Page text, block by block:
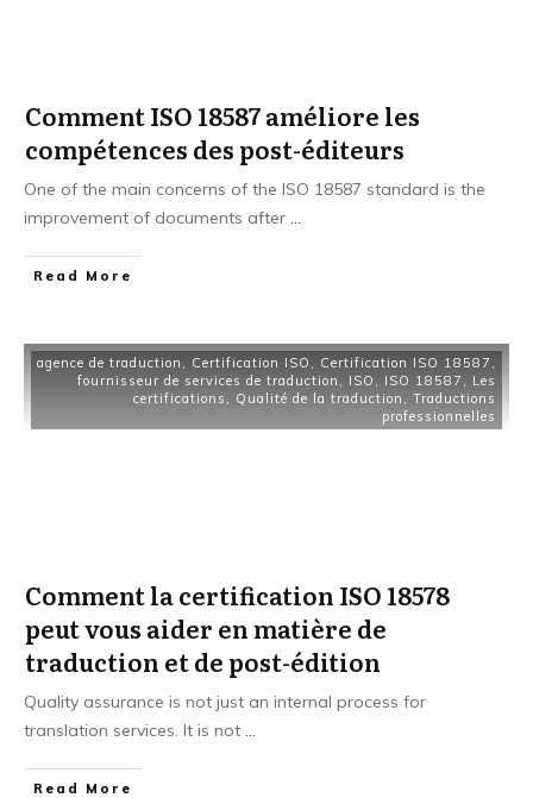
Comment ISO 18587 améliore les
compétences des post-éditeurs
One of the main concerns of the ISO 18587 standard is the
improvement of documents after ...
Read More
agence de traduction , Certification ISO , Certification ISO 18587 ,
fournisseur de services de traduction , ISO , ISO 18587 , Les
certifications , Qualité de la traduction , Traductions
professionnelles
Comment la certification ISO 18578
peut vous aider en matière de
traduction et de post-édition
Quality assurance is not just an internal process for
translation services. It is not ...
Read More